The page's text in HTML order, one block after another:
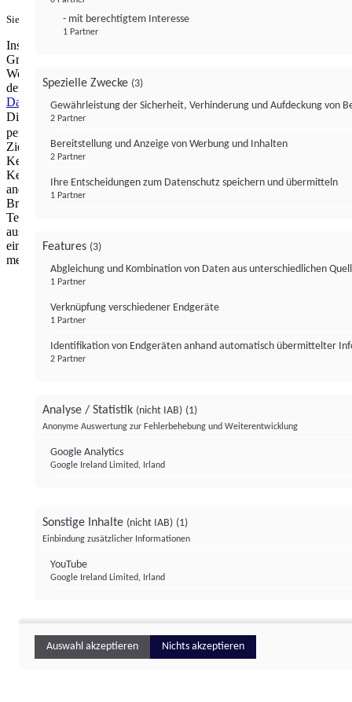
Sie haben ein PUR-Abo?Hier anmelden.
Institutional Money mit Werbung: Wir nutzen aus wirtschaftlichen
Gründen die Möglichkeit, unsere Webseite Dritten als digitalen
Werbeplatz zur Verfügung zu stellen. Über Verarbeitungen, die in
der Verantwortung von uns liegen, können Sie sich in unserer
Datenschutzerklärungnäher informieren.Zur Bereitstellung unserer
Dienste nutzen wir Technologien von
personalisierte Werbung, Messung von Werbeleistung und
Zielgruppenforschung. Cookies, Endgeräte- oder ähnliche Online-
Kennungen (z. B. login-basierte Kennungen, zufällig generierte
Kennungen, netzwerkbasierte Kennungen) können zusammen mit
anderen Informationen (z. B. Browsertyp und
Browserinformationen, Sprache, Bildschirmgröße, unterstützte
Technologien usw.) auf Ihrem Endgerät gespeichert oder von dort
ausgelesen werden, um es jedes Mal wiederzuerkennen, wenn es
eine App oder einer Webseite aufruft. Dies geschieht für einen oder
mehrere der hier aufgeführten Verarbeitungszwecke.
- mit berechtigtem Interesse
1 Partner
Spezielle Zwecke (3)
Gewährleistung der Sicherheit, Verhinderung und Aufdeckung von
2 Partner
Bereitstellung und Anzeige von Werbung und Inhalten
2 Partner
Ihre Entscheidungen zum Datenschutz speichern und übermitteln
1 Partner
Features (3)
Abgleichung und Kombination von Daten aus unterschiedlichen
1 Partner
Verknüpfung verschiedener Endgeräte
1 Partner
Identifikation von Endgeräten anhand automatisch übermittelter
2 Partner
Analyse / Statistik (nicht IAB) (1)
Anonyme Auswertung zur Fehlerbehebung und Weiterentwicklung
Google Analytics
Google Ireland Limited, Irland
Sonstige Inhalte (nicht IAB) (1)
Einbindung zusätzlicher Informationen
YouTube
Google Ireland Limited, Irland
Auswahl akzeptieren Nichts akzeptieren
Institutional Money
ImpressumDatenschutzerklärung